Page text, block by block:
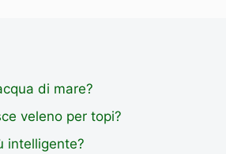
di mare?
veleno per topi?
intelligente?